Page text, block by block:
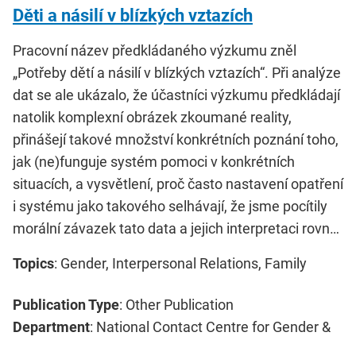
Děti a násilí v blízkých vztazích
Pracovní název předkládaného výzkumu zněl
„Potřeby dětí a násilí v blízkých vztazích“. Při analýze
dat se ale ukázalo, že účastníci výzkumu předkládají
natolik komplexní obrázek zkoumané reality,
přinášejí takové množství konkrétních poznání toho,
jak (ne)funguje systém pomoci v konkrétních
situacích, a vysvětlení, proč často nastavení opatření
i systému jako takového selhávají, že jsme pocítily
morální závazek tato data a jejich interpretaci rovn…
Topics: Gender, Interpersonal Relations, Family
Publication Type: Other Publication
Department: National Contact Centre for Gender &